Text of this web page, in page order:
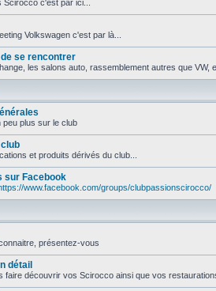
Scirocco c'est par ici...
Volkswagen c'est par là...
se rencontrer
les salons auto, rassemblement autres que VW,
peu plus sur le club
et produits dérivés du club...
sur Facebook
www.facebook.com/groups/clubpassionscirocco/
présentez-vous
détail
faire découvrir vos Scirocco ainsi que vos